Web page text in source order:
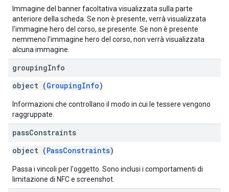
Immagine del banner facoltativa visualizzata sulla parte
anteriore della scheda. Se non è presente, verrà visualizzata
l'immagine hero del corso, se presente. Se non è presente
nemmeno l'immagine hero del corso, non verrà visualizzata
alcuna immagine.
groupingInfo
object (GroupingInfo)
Informazioni che controllano il modo in cui le tessere vengono
raggruppate.
passConstraints
object (PassConstraints)
Passa i vincoli per l'oggetto. Sono inclusi i comportamenti di
limitazione di NFC e screenshot.